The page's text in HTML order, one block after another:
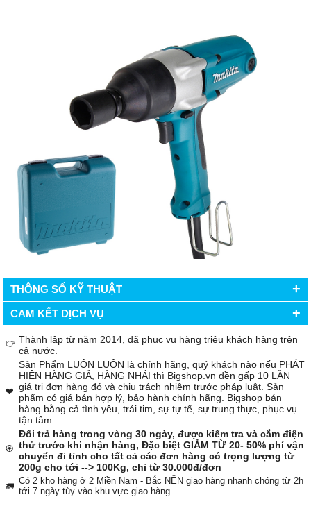
THÔNG SỐ KỸ THUẬT +
CAM KẾT DỊCH VỤ +
👉 Thành lập từ năm 2014, đã phục vụ hàng triệu khách hàng trên
cả nước.
❤️
Sản Phẩm LUÔN LUÔN là chính hãng, quý khách nào nếu PHÁT
HIỆN HÀNG GIẢ, HÀNG NHÁI thì Bigshop.vn đền gấp 10 LẦN
giá trị đơn hàng đó và chịu trách nhiệm trước pháp luật. Sản
phẩm có giá bán hợp lý, bảo hành chính hãng. Bigshop bán
hàng bằng cả tình yêu, trái tim, sự tự tế, sự trung thực, phục vụ
tận tâm
🏵️
Đổi trả hàng trong vòng 30 ngày, được kiểm tra và cắm điện
thử trước khi nhận hàng, Đặc biệt GIẢM TỪ 20- 50% phí vận
chuyển đi tỉnh cho tất cả các đơn hàng có trọng lượng từ
200g cho tới --> 100Kg, chỉ từ 30.000đ/đơn
🚛 Có 2 kho hàng ở 2 Miền Nam - Bắc NÊN giao hàng nhanh chóng từ 2h
tới 7 ngày tùy vào khu vực giao hàng.